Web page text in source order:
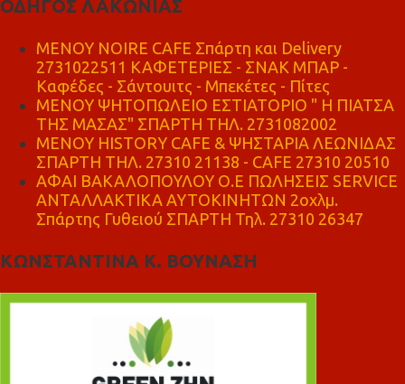
ΟΔΗΓΟΣ ΛΑΚΩΝΙΑΣ
MENOY NOIRE CAFE Σπάρτη και Delivery
2731022511 ΚΑΦΕΤΕΡΙΕΣ - ΣΝΑΚ ΜΠΑΡ -
Καφέδες - Σάντουιτς - Μπεκέτες - Πίτες
ΜΕΝΟΥ ΨΗΤΟΠΩΛΕΙΟ ΕΣΤΙΑΤΟΡΙΟ " Η ΠΙΑΤΣΑ
ΤΗΣ ΜΑΣΑΣ" ΣΠΑΡΤΗ ΤΗΛ. 2731082002
ΜΕΝΟΥ HISTORY CAFE & ΨΗΣΤΑΡΙΑ ΛΕΩΝΙΔΑΣ
ΣΠΑΡΤΗ ΤΗΛ. 27310 21138 - CAFE 27310 20510
ΑΦΑΙ ΒΑΚΑΛΟΠΟΥΛΟΥ Ο.Ε ΠΩΛΗΣΕΙΣ SERVICE
ΑΝΤΑΛΛΑΚΤΙΚΑ ΑΥΤΟΚΙΝΗΤΩΝ 2οχλμ.
Σπάρτης Γυθειού ΣΠΑΡΤΗ Τηλ. 27310 26347
ΚΩΝΣΤΑΝΤΙΝΑ Κ. ΒΟΥΝΑΣΗ